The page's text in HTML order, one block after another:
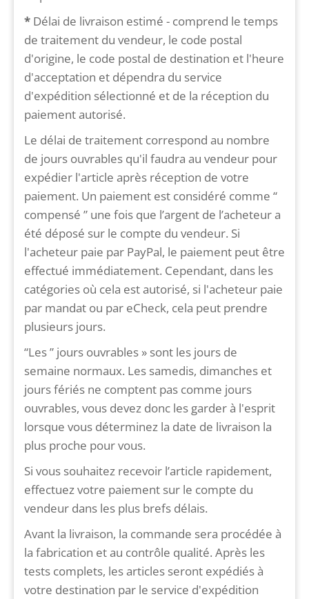
* Délai de livraison estimé - comprend le temps
de traitement du vendeur, le code postal
d'origine, le code postal de destination et l'heure
d'acceptation et dépendra du service
d'expédition sélectionné et de la réception du
paiement autorisé.
Le délai de traitement correspond au nombre
de jours ouvrables qu'il faudra au vendeur pour
expédier l'article après réception de votre
paiement. Un paiement est considéré comme “
compensé ” une fois que l’argent de l’acheteur a
été déposé sur le compte du vendeur. Si
l'acheteur paie par PayPal, le paiement peut être
effectué immédiatement. Cependant, dans les
catégories où cela est autorisé, si l'acheteur paie
par mandat ou par eCheck, cela peut prendre
plusieurs jours.
“Les ” jours ouvrables » sont les jours de
semaine normaux. Les samedis, dimanches et
jours fériés ne comptent pas comme jours
ouvrables, vous devez donc les garder à l'esprit
lorsque vous déterminez la date de livraison la
plus proche pour vous.
Si vous souhaitez recevoir l’article rapidement,
effectuez votre paiement sur le compte du
vendeur dans les plus brefs délais.
Avant la livraison, la commande sera procédée à
la fabrication et au contrôle qualité. Après les
tests complets, les articles seront expédiés à
votre destination par le service d'expédition